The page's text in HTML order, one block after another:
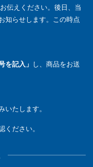
伝えください。後日、当
知らせします。この時点
を記入」
し、商品をお送
いたします。
ください。